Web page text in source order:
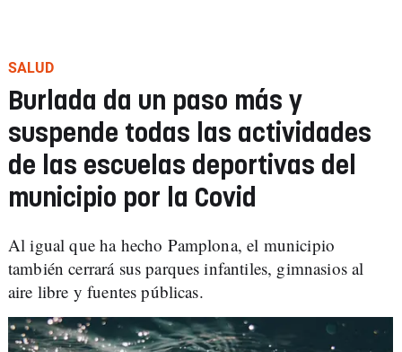
SALUD
Burlada da un paso más y
suspende todas las actividades
de las escuelas deportivas del
municipio por la Covid
Al igual que ha hecho Pamplona, el municipio
también cerrará sus parques infantiles, gimnasios al
aire libre y fuentes públicas.